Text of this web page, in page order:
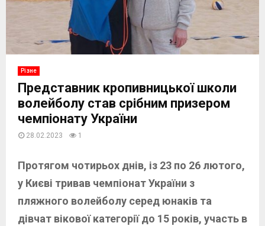
Різне
Представник кропивницької школи
волейболу став срібним призером
чемпіонату України
28.02.2023 1
Протягом чотирьох днів, із 23 по 26 лютого,
у Києві тривав чемпіонат України з
пляжного волейболу серед юнаків та
дівчат вікової категорії до 15 років, участь в